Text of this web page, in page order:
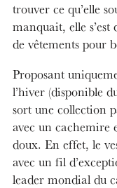
trouver ce qu’elle
manquait, elle
de vêtements pour
Proposant
l’hiver (disponible
sort une collection
avec un cachemire
doux. En effet, le
avec un fil
leader mondial du